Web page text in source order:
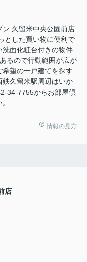
ン 久留米中央公園前店
とした買い物に便利で
洗面化粧台付きの物件
るので行動範囲が広が
希望の一戸建てを探す
鉄久留米駅周辺はいか
34-7755からお部屋倶
情報の見方
店